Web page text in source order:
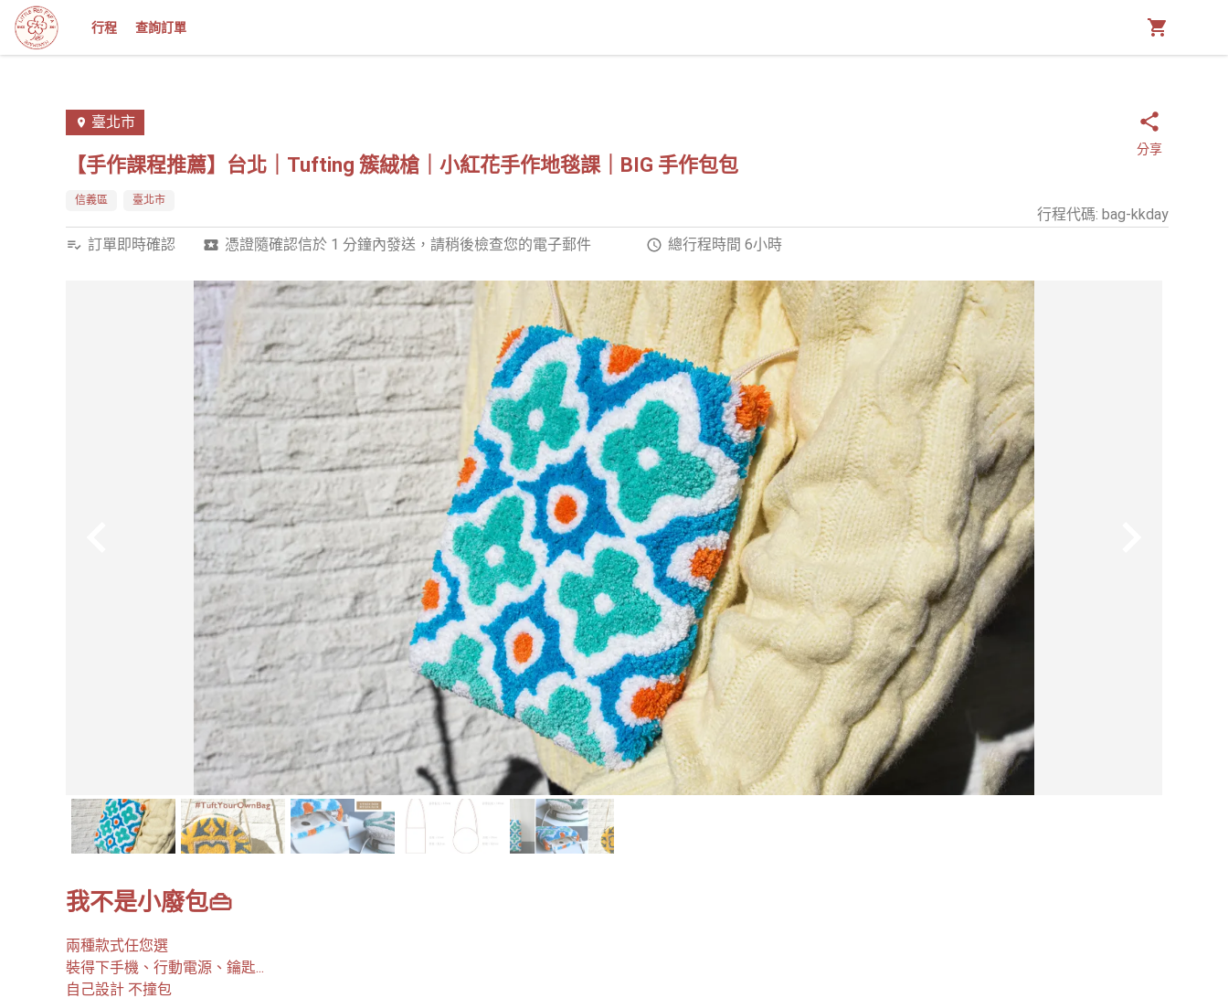
行程 查詢訂單
臺北市
【手作課程推薦】台北｜Tufting 簇絨槍｜小紅花手作地毯課｜BIG 手作包包
分享
信義區 臺北市
行程代碼: bag-kkday
訂單即時確認
憑證隨確認信於 1 分鐘內發送，請稍後檢查您的電子郵件 總行程時間 6小時
我不是小廢包👜
兩種款式任您選
裝得下手機、行動電源、鑰匙...
自己設計 不撞包